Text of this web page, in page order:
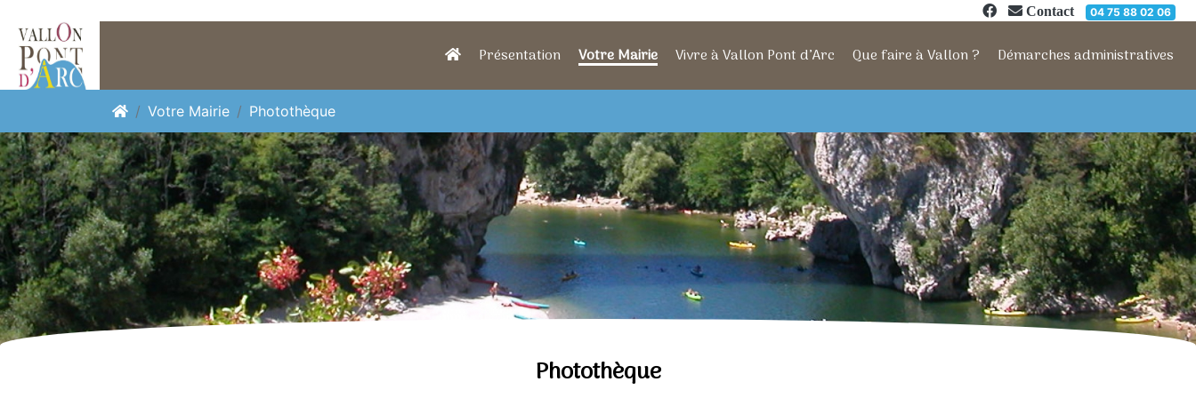
Contact 04 75 88 02 06
Présentation Votre Mairie Vivre à Vallon Pont d’Arc Que faire à Vallon ? Démarches administratives
Votre Mairie Photothèque
Photothèque